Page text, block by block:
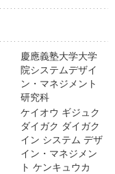
慶應義塾大学大学
院システムデザイ
ン・マネジメント
研究科
ケイオウ ギジュク
ダイガク ダイガク
イン システム デザ
イン・マネジメン
ト ケンキュウカ